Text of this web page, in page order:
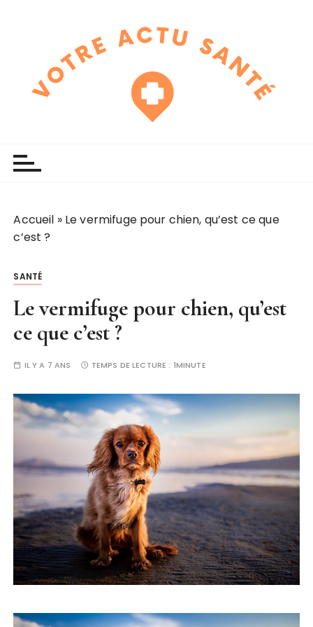
Accueil » Le vermifuge pour chien, qu’est ce que
c’est ?
SANTÉ
Le vermifuge pour chien, qu’est
ce que c’est ?
IL Y A 7 ANS TEMPS DE LECTURE : 1MINUTE